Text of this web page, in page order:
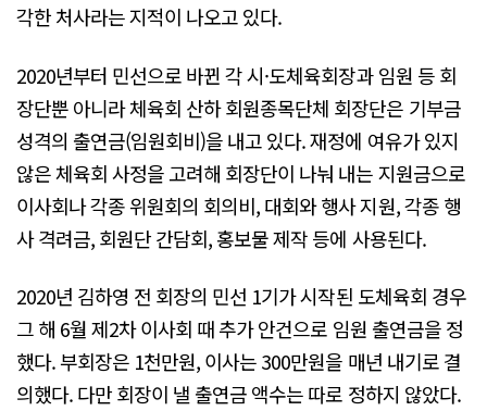
각한 처사라는 지적이 나오고 있다.
2020년부터 민선으로 바뀐 각 시·도체육회장과 임원 등 회
장단뿐 아니라 체육회 산하 회원종목단체 회장단은 기부금
성격의 출연금(임원회비)을 내고 있다. 재정에 여유가 있지
않은 체육회 사정을 고려해 회장단이 나눠 내는 지원금으로
이사회나 각종 위원회의 회의비, 대회와 행사 지원, 각종 행
사 격려금, 회원단 간담회, 홍보물 제작 등에 사용된다.
2020년 김하영 전 회장의 민선 1기가 시작된 도체육회 경우
그 해 6월 제2차 이사회 때 추가 안건으로 임원 출연금을 정
했다. 부회장은 1천만원, 이사는 300만원을 매년 내기로 결
의했다. 다만 회장이 낼 출연금 액수는 따로 정하지 않았다.